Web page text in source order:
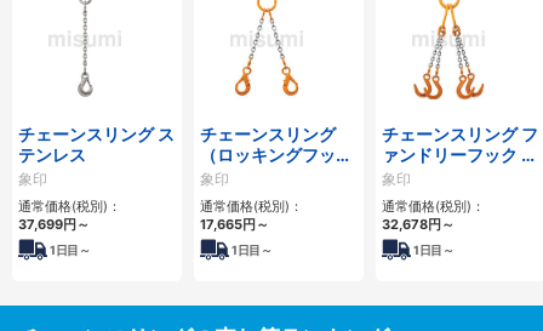
チェーンスリング ス
テンレス
象印
通常価格(税別)：
37,699円 ～
1 日目～
チェーンスリング
（ロッキングフック
タイプ）
象印
通常価格(税別)：
17,665円 ～
1 日目～
チェーンスリング フ
ァンドリーフック 4
本吊り
象印
通常価格(税別)：
32,678円 ～
1 日目～